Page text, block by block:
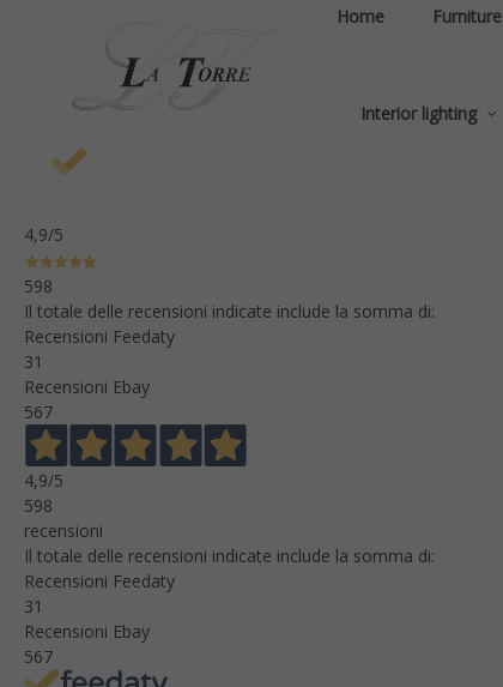
Home Furniture
Interior lighting
4,9/5
598
Il totale delle recensioni indicate include la somma di:
Recensioni Feedaty
31
Recensioni Ebay
567
4,9/5
598
recensioni
Il totale delle recensioni indicate include la somma di:
Recensioni Feedaty
31
Recensioni Ebay
567